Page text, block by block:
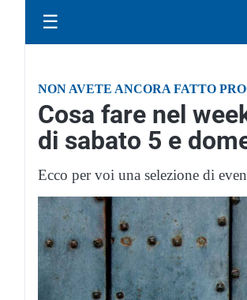
☰
NON AVETE ANCORA FATTO
Cosa fare nel
di sabato 5 e
Ecco per voi una selezione di